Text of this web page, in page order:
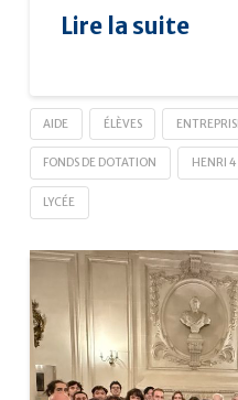
Lire la suite
AIDE ÉLÈVES
FONDS DE DOTATION HENRI 4
LYCÉE